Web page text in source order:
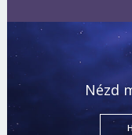
Nézd